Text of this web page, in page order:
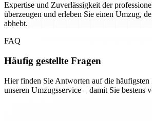
Expertise und Zuverlässigkeit der
überzeugen und erleben Sie einen Umzug,
abhebt.
FAQ
Häufig gestellte Fragen
Hier finden Sie Antworten auf die häufigsten
unseren Umzugsservice – damit Sie bestens